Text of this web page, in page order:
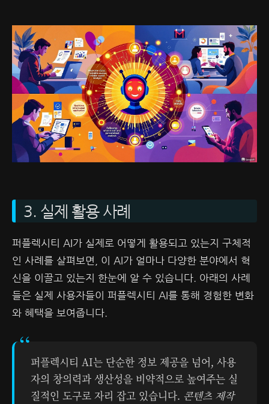
3. 실제 활용 사례
퍼플렉시티 AI가 실제로 어떻게 활용되고 있는지 구체적
인 사례를 살펴보면, 이 AI가 얼마나 다양한 분야에서 혁
신을 이끌고 있는지 한눈에 알 수 있습니다. 아래의 사례
들은 실제 사용자들이 퍼플렉시티 AI를 통해 경험한 변화
와 혜택을 보여줍니다.
퍼플렉시티 AI는 단순한 정보 제공을 넘어, 사용
자의 창의력과 생산성을 비약적으로 높여주는 실
질적인 도구로 자리 잡고 있습니다. 콘텐츠 제작